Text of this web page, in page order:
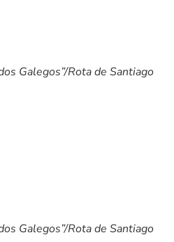
Galegos”/Rota de Santiago
Galegos”/Rota de Santiago